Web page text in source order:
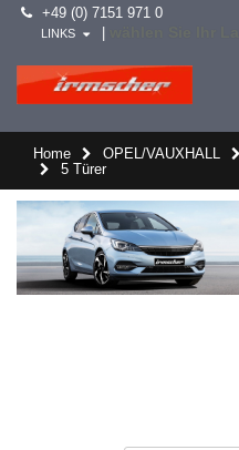
+49 (0) 7151 971 0
LINKS
Home OPEL/VAUXHALL
5 Türer